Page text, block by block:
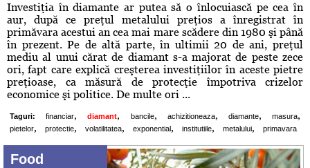
Investiţia în diamante ar putea să o înlocuiască pe cea în
aur, după ce preţul metalului preţios a înregistrat în
primăvara acestui an cea mai mare scădere din 1980 şi până
în prezent. Pe de altă parte, în ultimii 20 de ani, preţul
mediu al unui cărat de diamant s-a majorat de peste zece
ori, fapt care explică creşterea investiţiilor în aceste pietre
preţioase, ca măsură de protecţie împotriva crizelor
economice şi politice. De multe ori ...
Taguri: financiar, diamant, bancile, achizitioneaza, diamante, masura,
pietelor, protectie, volatilitatea, exponential , institutiile, metalului, primavara
Food